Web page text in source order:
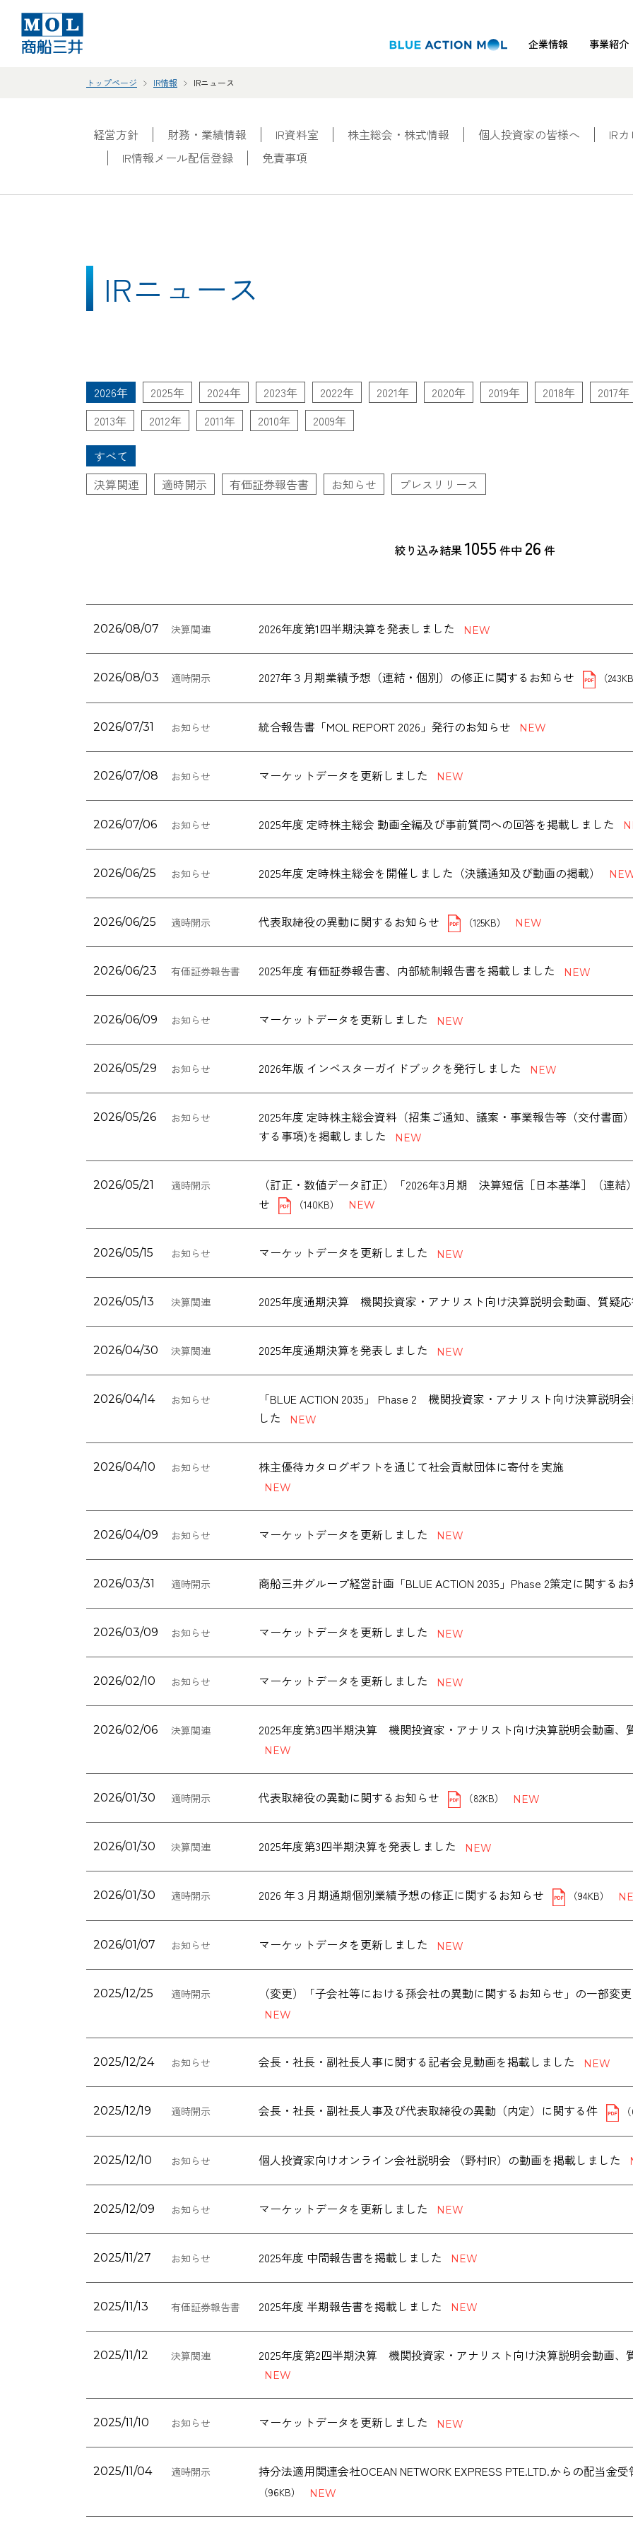
企業情報 事業紹介
トップページ IR情報 IRニュース
経営方針 財務・業績情報 IR資料室 株主総会・株式情報 個人投資家の皆様へ
IR
IR情報メール配信登録
免責事項
IRニュース
2026年 2025年 2024年 2023年 2022年 2021年 2020年 2019年 2018年
2017年
2013年
2012年 2011年 2010年 2009年
すべて
決算関連
適時開示 有価証券報告書 お知らせ プレスリリース
絞り込み結果1055 件中 26 件
2026/08/07 決算関連 2026年度第1四半期決算を発表しました
2026/08/03 適時開示 2027年３月期業績予想（連結・個別）の修正に関するお知らせ （
2026/07/31 お知らせ 統合報告書「MOL REPORT 2026」発行のお知らせ
2026/07/08 お知らせ マーケットデータを更新しました
2026/07/06 お知らせ 2025年度 定時株主総会 動画全編及び事前質問への回答を掲載しました
2026/06/25 お知らせ 2025年度 定時株主総会を開催しました（決議通知及び動画の掲載）
2026/06/25 適時開示 代表取締役の異動に関するお知らせ （125KB）
2026/06/23 有価証券報告書 2025年度 有価証券報告書、内部統制報告書を掲載しました
2026/06/09 お知らせ マーケットデータを更新しました
2026/05/29 お知らせ 2026年版 インベスターガイドブックを発行しました
2026/05/26 お知らせ
2025年度 定時株主総会資料（招集ご通知、議案・事業報告等（交付書面
する事項)を掲載しました
2026/05/21 適時開示
（訂正・数値データ訂正）「2026年3月期 決算短信［日本基準］（連
せ
（140KB）
2026/05/15 お知らせ マーケットデータを更新しました
2026/05/13 決算関連 2025年度通期決算 機関投資家・アナリスト向け決算説明会動画、質疑
2026/04/30 決算関連 2025年度通期決算を発表しました
2026/04/14 お知らせ
「BLUE ACTION 2035」 Phase 2 機関投資家・アナリスト向け決算説明
した
2026/04/10 お知らせ
2026/04/09 お知らせ マーケットデータを更新しました
2026/03/31 適時開示 商船三井グループ経営計画「BLUE ACTION 2035」Phase 2策定に関する
2026/03/09 お知らせ マーケットデータを更新しました
2026/02/10 お知らせ マーケットデータを更新しました
2026/02/06 決算関連 2025年度第3四半期決算 機関投資家・アナリスト向け決算説明会動画、
2026/01/30 適時開示 代表取締役の異動に関するお知らせ （82KB）
2026/01/30 決算関連 2025年度第3四半期決算を発表しました
2026/01/30 適時開示 2026 年３月期通期個別業績予想の修正に関するお知らせ （94KB）
2026/01/07 お知らせ マーケットデータを更新しました
2025/12/25 適時開示 （変更）「子会社等における孫会社の異動に関するお知らせ」の一部変
2025/12/24 お知らせ 会長・社長・副社長人事に関する記者会見動画を掲載しました
2025/12/19 適時開示 会長・社長・副社長人事及び代表取締役の異動（内定）に関する件
2025/12/10 お知らせ 個人投資家向けオンライン会社説明会 （野村IR）の動画を掲載しました
2025/12/09 お知らせ マーケットデータを更新しました
2025/11/27 お知らせ 2025年度 中間報告書を掲載しました
2025/11/13 有価証券報告書 2025年度 半期報告書を掲載しました
2025/11/12 決算関連 2025年度第2四半期決算 機関投資家・アナリスト向け決算説明会動画、
2025/11/10 お知らせ マーケットデータを更新しました
2025/11/04 適時開示 持分法適用関連会社OCEAN NETWORK EXPRESS PTE.LTD.からの配当金
（96KB）